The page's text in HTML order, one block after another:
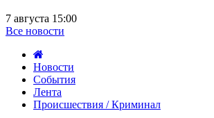
7 августа 15:00
Все новости
Новости
События
Лента
Происшествия / Криминал